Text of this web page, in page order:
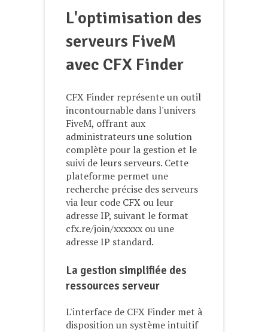
L'optimisation des
serveurs FiveM
avec CFX Finder
CFX Finder représente un outil
incontournable dans l'univers
FiveM, offrant aux
administrateurs une solution
complète pour la gestion et le
suivi de leurs serveurs. Cette
plateforme permet une
recherche précise des serveurs
via leur code CFX ou leur
adresse IP, suivant le format
cfx.re/join/xxxxxx ou une
adresse IP standard.
La gestion simplifiée des
ressources serveur
L'interface de CFX Finder met à
disposition un système intuitif